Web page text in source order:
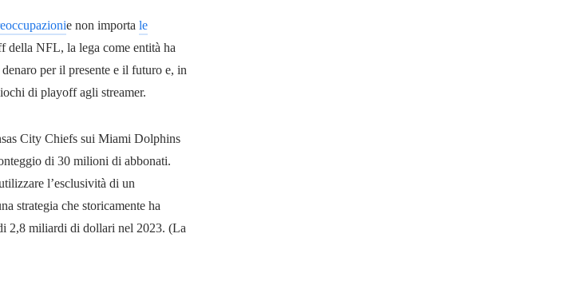
e non importa le
della NFL, la lega come entità ha
per il presente e il futuro e, in
di playoff agli streamer.
City Chiefs sui Miami Dolphins
di 30 milioni di abbonati.
l’esclusività di un
strategia che storicamente ha
2,8 miliardi di dollari nel 2023. (La